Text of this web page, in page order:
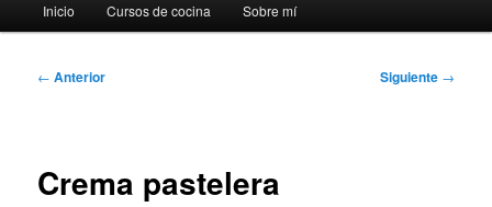
Inicio Cursos de cocina Sobre mí
Navegación
← Anterior Siguiente →
Crema pastelera